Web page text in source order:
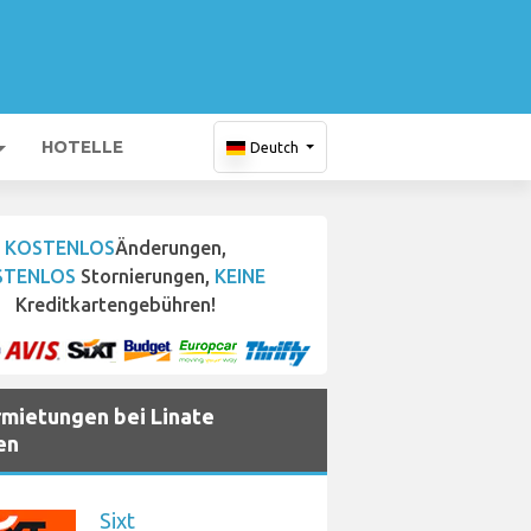
HOTELLE Deutch
KOSTENLOSÄnderungen,
Stornierungen, KEINE
Kreditkartengebühren!
bei Linate
Sixt